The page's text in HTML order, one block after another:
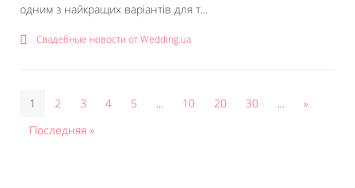
одним з найкращих варіантів для т...
Свадебные новости от Wedding.ua
1 2 3 4 5 ... 10 20 30 ...
»
Последняя »